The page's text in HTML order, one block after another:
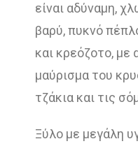
είναι αδύναμη,
βαρύ, πυκνό
και κρεόζοτο,
μαύρισμα του
τζάκια και τις
Ξύλο με μεγάλη